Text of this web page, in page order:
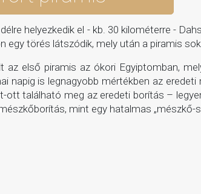
helyezkedik el - kb. 30 kilométerre -
egy törés látszódik, mely után a piramis
első piramis az ókori Egyiptomban,
napig is legnagyobb mértékben az
található meg az eredeti borítás –
mint egy hatalmas „mészkő-